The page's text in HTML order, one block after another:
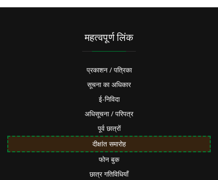
महत्वपूर्ण लिंक
प्रकाशन / पत्रिका
सूचना का अधिकार
ई-निविदा
अधिसूचना / परिपत्र
पूर्व छात्रों
दीक्षांत समारोह
फोन बुक
छात्र गतिविधियाँ